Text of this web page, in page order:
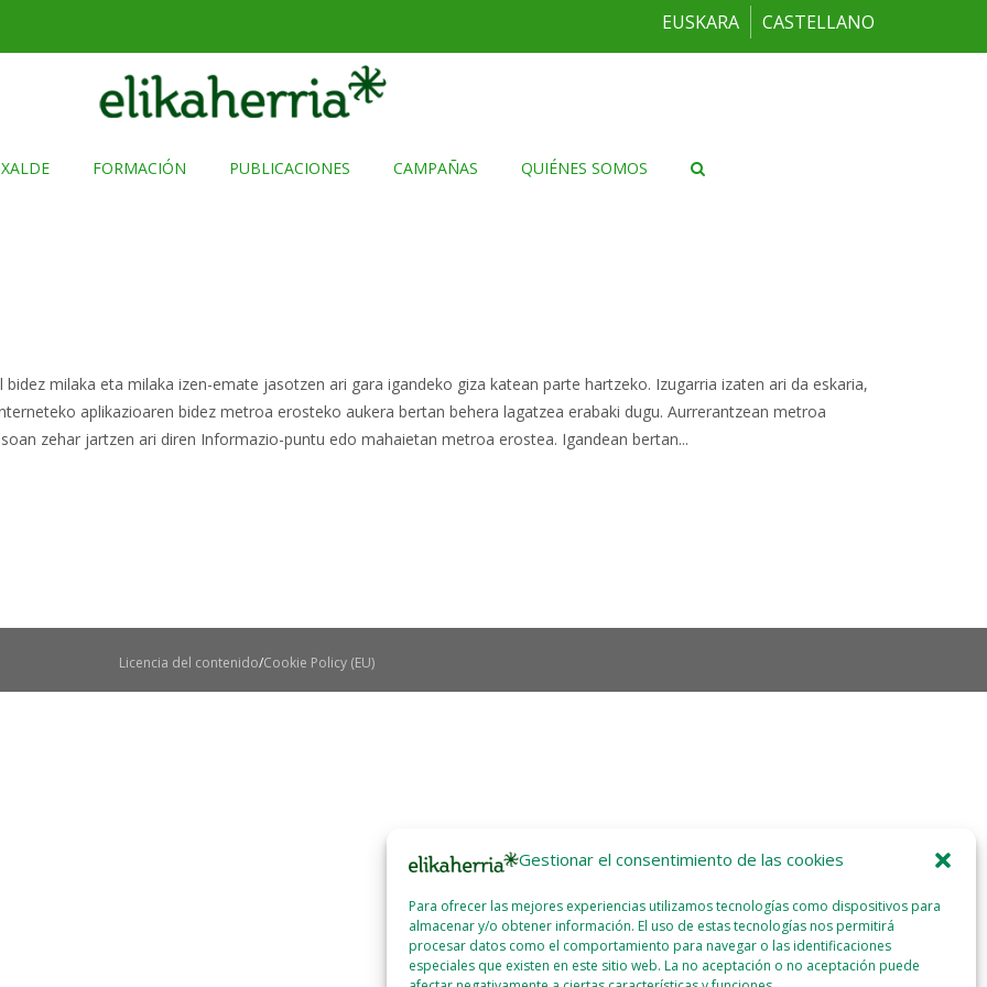
Gestionar el consentimiento de las cookies
Para ofrecer las mejores experiencias utilizamos tecnologías como dispositivos para
almacenar y/o obtener información. El uso de estas tecnologías nos permitirá
procesar datos como el comportamiento para navegar o las identificaciones
especiales que existen en este sitio web. La no aceptación o no aceptación puede
EUSKARA CASTELLANO
FORMACIÓN PUBLICACIONES CAMPAÑAS QUIÉNES SOMOS
bidez milaka eta milaka izen-emate jasotzen ari gara igandeko giza katean parte hartzeko. Izugarria izaten ari da eskaria,
aplikazioaren bidez metroa erosteko aukera bertan behera lagatzea erabaki dugu. Aurrerantzean metroa
zehar jartzen ari diren Informazio-puntu edo mahaietan metroa erostea. Igandean bertan...
Licencia del contenido Cookie Policy (EU)